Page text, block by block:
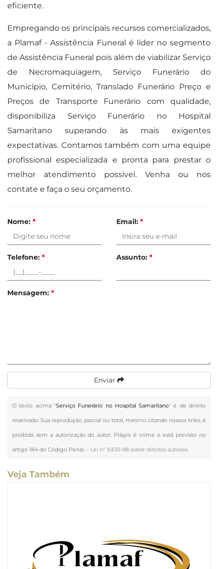
eficiente.
Empregando os principais recursos comercializados,
a Plamaf - Assistência Funeral é líder no segmento
de Assistência Funeral pois além de viabilizar Serviço
de Necromaquiagem, Serviço Funerário do
Município, Cemitério, Translado Funerário Preço e
Preços de Transporte Funerário com qualidade,
disponibiliza Serviço Funerário no Hospital
Samaritano superando às mais exigentes
expectativas. Contamos também com uma equipe
profissional especializada e pronta para prestar o
melhor atendimento possível. Venha ou nos
contate e faça o seu orçamento.
Nome: * Email: *
Telefone: * Assunto: *
Mensagem: *
Enviar
O texto acima "Serviço Funerário no Hospital Samaritano" é de direito
reservado. Sua reprodução, parcial ou total, mesmo citando nossos links, é
proibida sem a autorização do autor. Plágio é crime e está previsto no
artigo 184 do Código Penal. – Lei n° 9.610-98 sobre direitos autorais.
Veja Também